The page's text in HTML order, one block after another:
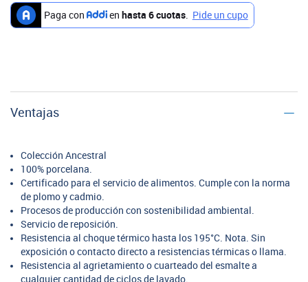
Ventajas
Colección Ancestral
100% porcelana.
Certificado para el servicio de alimentos. Cumple con la norma
de plomo y cadmio.
Procesos de producción con sostenibilidad ambiental.
Servicio de reposición.
Resistencia al choque térmico hasta los 195°C. Nota. Sin
exposición o contacto directo a resistencias térmicas o llama.
Resistencia al agrietamiento o cuarteado del esmalte a
cualquier cantidad de ciclos de lavado.